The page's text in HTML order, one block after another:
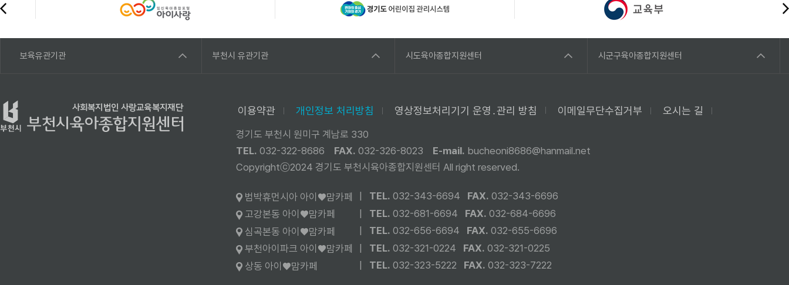
보육유관기관 부천시 유관기관 시도육아종합지원센터 시군구육아종합지원센터
이용약관 개인정보 처리방침 영상정보처리기기 운영․관리 방침 이메일무단수집거부 오시는 길
경기도 부천시 원미구 계남로 330
TEL. 032-322-8686 FAX. 032-326-8023 E-mail. bucheoni8686@hanmail.net
Copyrightⓒ2024 경기도 부천시육아종합지원센터 All right reserved.
범박휴먼시아 아이♥맘카페 TEL. 032-343-6694 FAX. 032-343-6696
고강본동 아이♥맘카페
| TEL. 032-681-6694 FAX. 032-684-6696
심곡본동 아이♥맘카페
TEL. 032-656-6694 FAX. 032-655-6696
부천아이파크 아이♥맘카페
| TEL. 032-321-0224 FAX. 032-321-0225
상동 아이♥맘카페
TEL. 032-323-5222 FAX. 032-323-7222